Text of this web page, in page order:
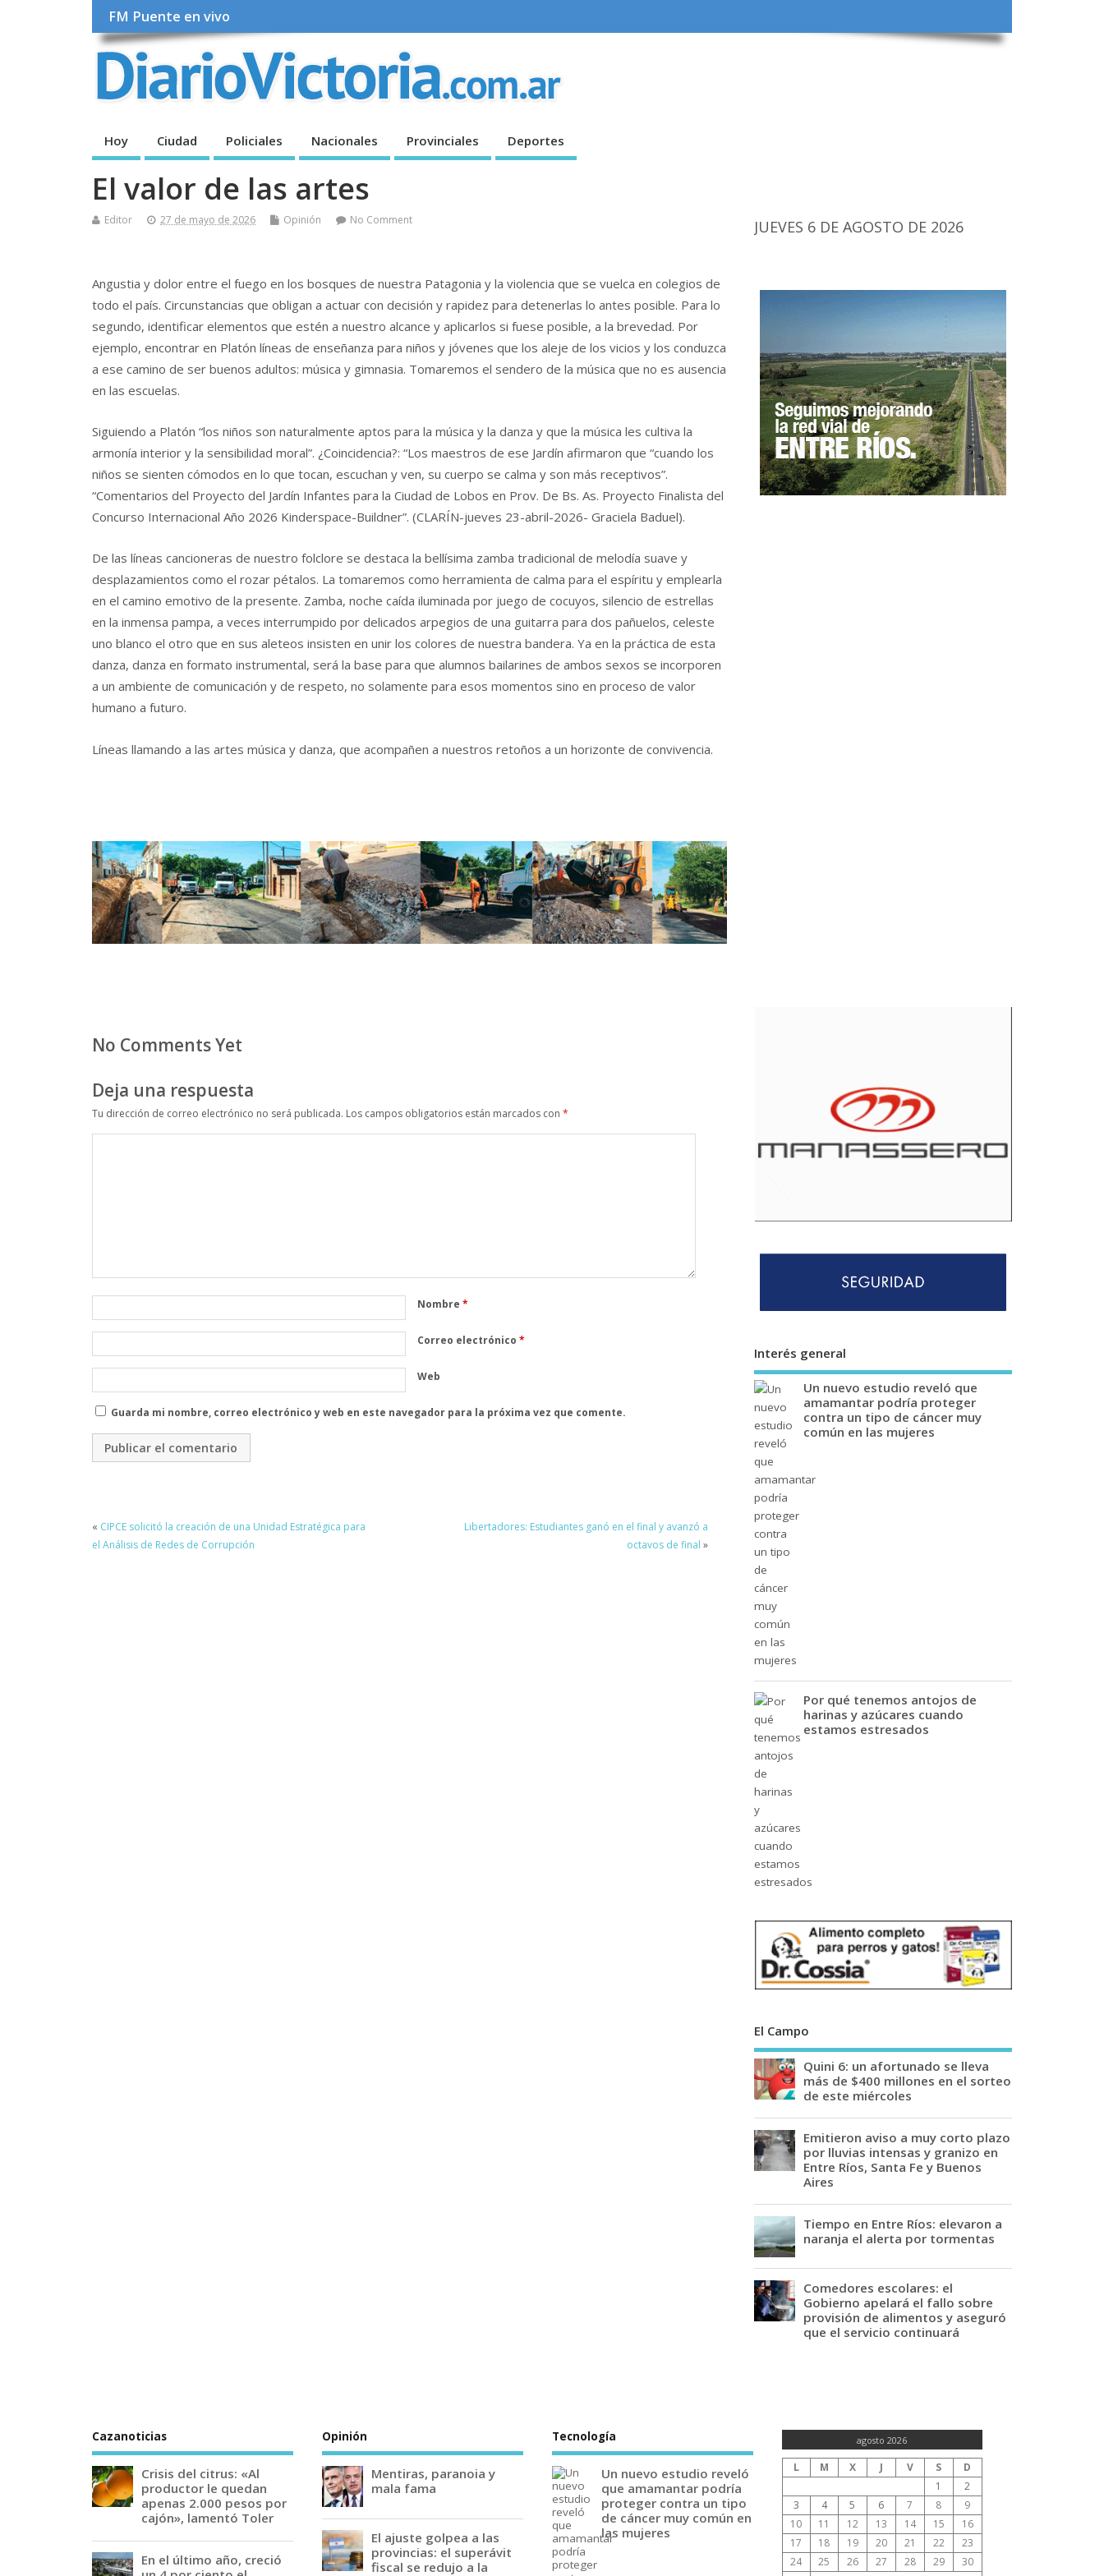
FM Puente en vivo
Hoy Ciudad Policiales Nacionales Provinciales Deportes
El valor de las artes
Editor 27 de mayo de 2026 Opinión No Comment
Angustia y dolor entre el fuego en los bosques de nuestra Patagonia y la violencia que se vuelca en colegios de
todo el país. Circunstancias que obligan a actuar con decisión y rapidez para detenerlas lo antes posible. Para lo
segundo, identificar elementos que estén a nuestro alcance y aplicarlos si fuese posible, a la brevedad. Por
ejemplo, encontrar en Platón líneas de enseñanza para niños y jóvenes que los aleje de los vicios y los conduzca
a ese camino de ser buenos adultos: música y gimnasia. Tomaremos el sendero de la música que no es ausencia
en las escuelas.
Siguiendo a Platón “los niños son naturalmente aptos para la música y la danza y que la música les cultiva la
armonía interior y la sensibilidad moral”. ¿Coincidencia?: “Los maestros de ese Jardín afirmaron que “cuando los
niños se sienten cómodos en lo que tocan, escuchan y ven, su cuerpo se calma y son más receptivos”.
“Comentarios del Proyecto del Jardín Infantes para la Ciudad de Lobos en Prov. De Bs. As. Proyecto Finalista del
Concurso Internacional Año 2026 Kinderspace-Buildner”. (CLARÍN-jueves 23-abril-2026- Graciela Baduel).
De las líneas cancioneras de nuestro folclore se destaca la bellísima zamba tradicional de melodía suave y
desplazamientos como el rozar pétalos. La tomaremos como herramienta de calma para el espíritu y emplearla
en el camino emotivo de la presente. Zamba, noche caída iluminada por juego de cocuyos, silencio de estrellas
en la inmensa pampa, a veces interrumpido por delicados arpegios de una guitarra para dos pañuelos, celeste
uno blanco el otro que en sus aleteos insisten en unir los colores de nuestra bandera. Ya en la práctica de esta
danza, danza en formato instrumental, será la base para que alumnos bailarines de ambos sexos se incorporen
a un ambiente de comunicación y de respeto, no solamente para esos momentos sino en proceso de valor
humano a futuro.
Líneas llamando a las artes música y danza, que acompañen a nuestros retoños a un horizonte de convivencia.
No Comments Yet
Deja una respuesta
Tu dirección de correo electrónico no será publicada. Los campos obligatorios están marcados con *
Nombre *
Correo electrónico *
Web
Guarda mi nombre, correo electrónico y web en este navegador para la próxima vez que comente.
« CIPCE solicitó la creación de una Unidad Estratégica para
el Análisis de Redes de Corrupción
Libertadores: Estudiantes ganó en el final y avanzó a
octavos de final »
JUEVES 6 DE AGOSTO DE 2026
Interés general
Un nuevo estudio reveló que
amamantar podría proteger
contra un tipo de cáncer muy
común en las mujeres
Por qué tenemos antojos de
harinas y azúcares cuando
estamos estresados
El Campo
Quini 6: un afortunado se lleva
más de $400 millones en el sorteo
de este miércoles
Emitieron aviso a muy corto plazo
por lluvias intensas y granizo en
Entre Ríos, Santa Fe y Buenos
Aires
Tiempo en Entre Ríos: elevaron a
naranja el alerta por tormentas
Comedores escolares: el
Gobierno apelará el fallo sobre
provisión de alimentos y aseguró
que el servicio continuará
Cazanoticias
Crisis del citrus: «Al
productor le quedan
apenas 2.000 pesos por
cajón», lamentó Toler
En el último año, creció
Opinión
Mentiras, paranoia y
mala fama
El ajuste golpea a las
provincias: el superávit
fiscal se redujo a la
Tecnología
Un nuevo estudio reveló
que amamantar podría
proteger contra un tipo
de cáncer muy común en
las mujeres
agosto 2026
L M X J V S
D
1
2
3
4 5 6 7 8
9
10
11 12 13 14 15
16
17
18 19 20 21 22
23
24
25 26 27 28 29
30